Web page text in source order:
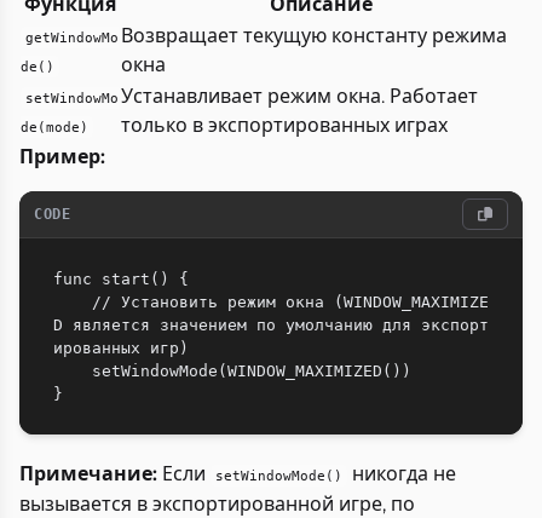
getWindowMo
de()
Возвращает текущую константу режима
окна
setWindowMo
de(mode)
Устанавливает режим окна. Работает
только в экспортированных играх
Пример:
CODE
func start() {
D является значением по умолчанию для экспорт
ированных игр)
Примечание: Если setWindowMode()
никогда не
вызывается в экспортированной игре, по